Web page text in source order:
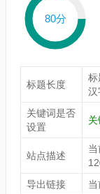
80分
标题长度
标
汉
关键词是否
设置
站点描述
导出链接